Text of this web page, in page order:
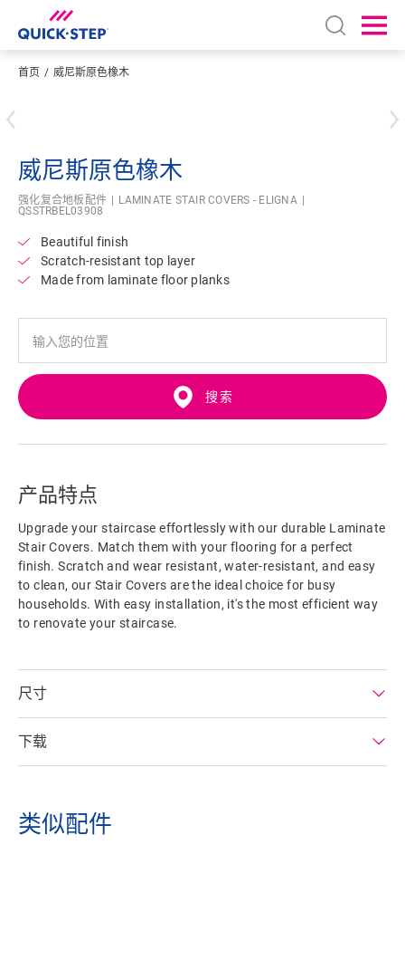
Open
首页 威尼斯原色橡木
威尼斯原色橡木
强化复合地板配件
LAMINATE STAIR COVERS - ELIGNA
QSSTRBEL03908
Beautiful finish
Scratch-resistant top layer
Made from laminate floor planks
搜索
产品特点
Upgrade your staircase effortlessly with our durable Laminate
Stair Covers. Match them with your flooring for a perfect
finish. Scratch and wear resistant, water-resistant, and easy
to clean, our Stair Covers are the ideal choice for busy
households. With easy installation, it's the most efficient way
to renovate your staircase.
尺寸
下载
类似配件